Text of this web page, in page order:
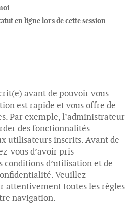
en ligne lors de cette session
avant de pouvoir vous
est rapide et vous offre de
Par exemple, l’administrateur
des fonctionnalités
utilisateurs inscrits. Avant de
vous d’avoir pris
conditions d’utilisation et de
Veuillez
attentivement toutes les règles
navigation.